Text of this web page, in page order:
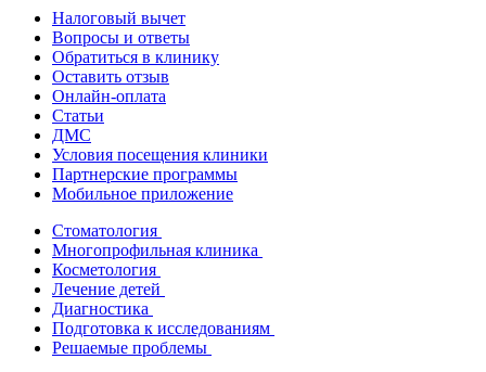
Налоговый вычет
Вопросы и ответы
Обратиться в клинику
Оставить отзыв
Онлайн-оплата
Статьи
ДМС
Условия посещения клиники
Партнерские программы
Мобильное приложение
Стоматология
Многопрофильная клиника
Косметология
Лечение детей
Диагностика
Подготовка к исследованиям
Решаемые проблемы